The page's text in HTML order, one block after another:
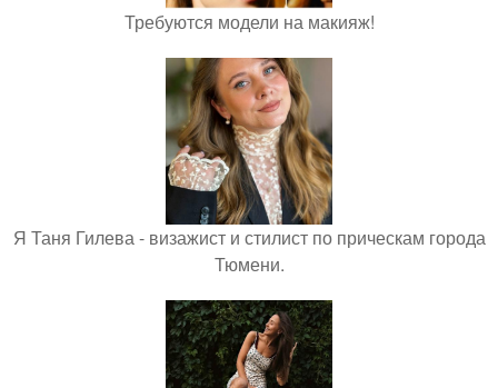
Требуются модели на макияж!
Я Таня Гилева - визажист и стилист по прическам города
Тюмени.